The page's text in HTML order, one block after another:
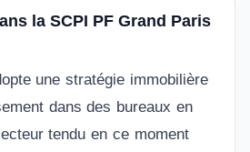
la SCPI PF Grand Paris
une stratégie immobilière
dans des bureaux en
tendu en ce moment